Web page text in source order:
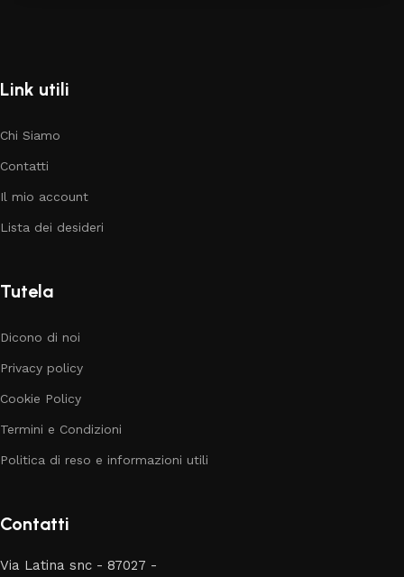
Link utili
Chi Siamo
Contatti
Il mio account
Lista dei desideri
Tutela
Dicono di noi
Privacy policy
Cookie Policy
Termini e Condizioni
Politica di reso e informazioni utili
Contatti
Via Latina snc - 87027 -